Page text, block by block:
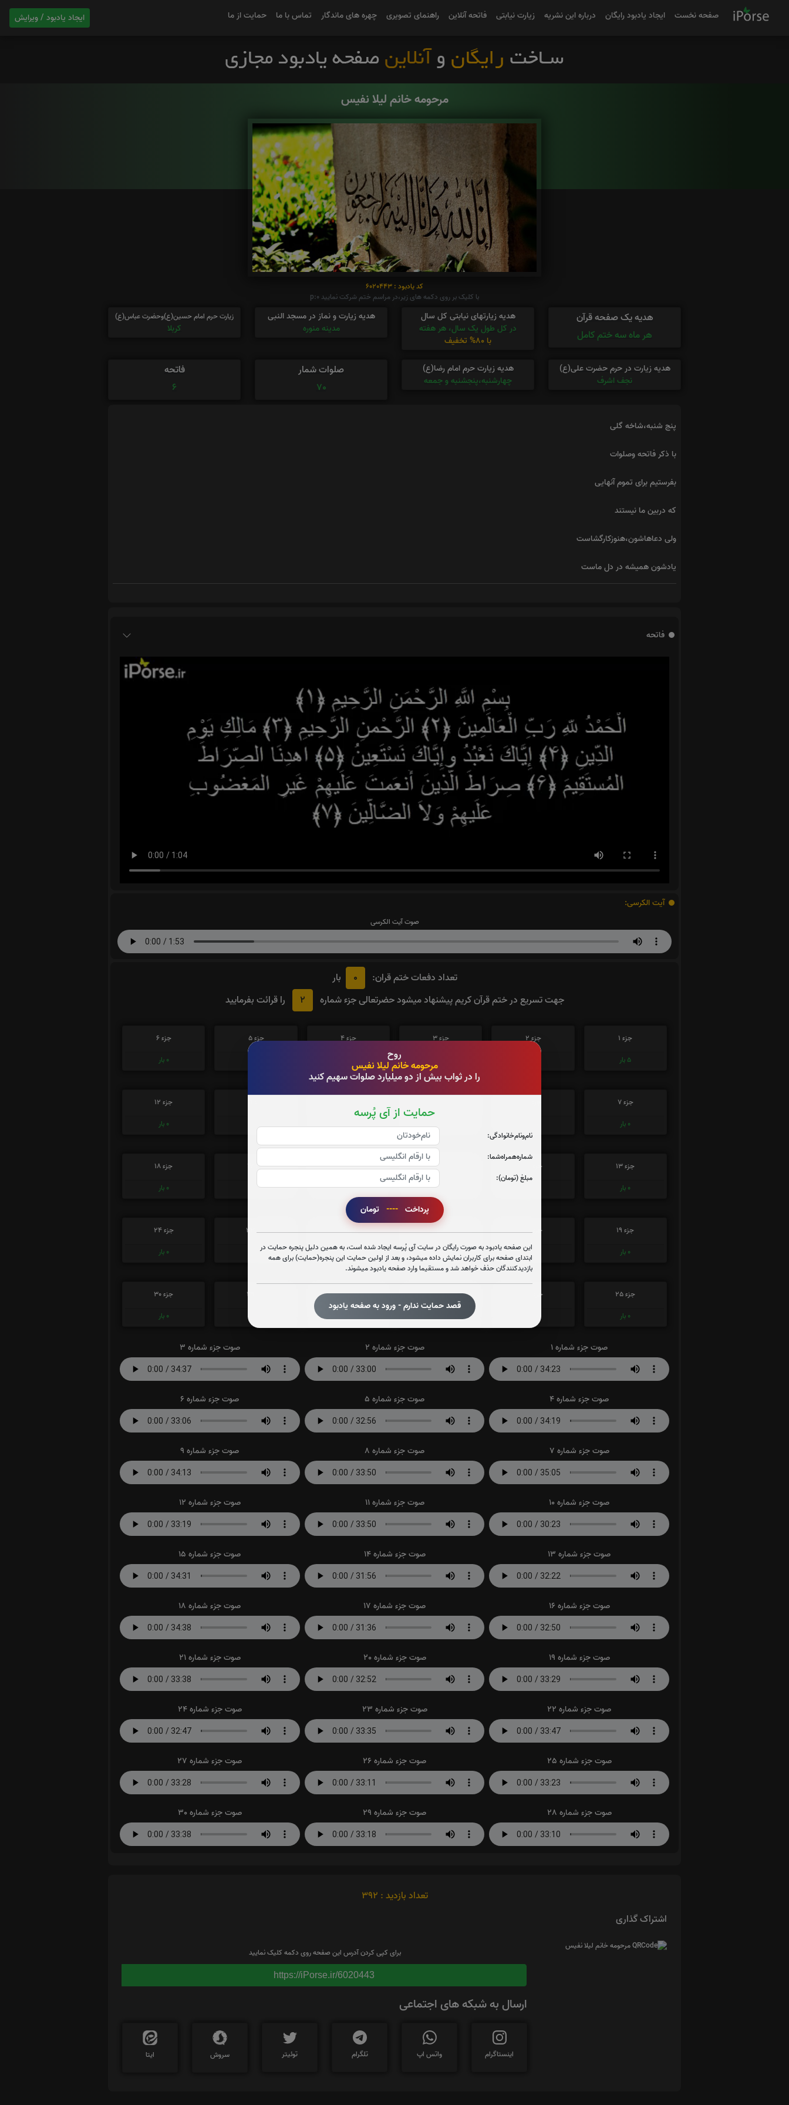
ایجاد یادبود / ویرایش صفحه نخست ایجاد یادبود رایگان درباره این نشریه زیارت نیابتی فاتحه آنلاین راهنمای تصویری چهره های ماندگار تماس با ما حمایت از ما
روح
مرحومه خانم لیلا نفیس
را در ثواب بیش از دو میلیارد صلوات سهیم کنید
حمایت از آی پُرسه
نام‌و‌نام‌خانوادگی:
شماره‌همراه‌شما:
مبلغ (تومان):
پرداخت ---- تومان
این صفحه یادبود به صورت رایگان در سایت آی پُرسه ایجاد شده است، به همین دلیل پنجره حمایت در
ابتدای صفحه برای کاربران نمایش داده میشود، و بعد از اولین حمایت این پنجره(حمایت) برای همه
بازدیدکنندگان حذف خواهد شد و مستقیما وارد صفحه یادبود میشوند.
قصد حمایت ندارم - ورود به صفحه یادبود
مرحومه خانم لیلا نفیس
کد یادبود : 6020443
با کلیک بر روی دکمه های زیر،در مراسم ختم شرکت نمایید p:0
هدیه یک صفحه قرآن
هر ماه سه ختم کامل
هدیه زیارتهای نیابتی کل سال
در کل طول یک سال، هر هفته
با 80% تخفیف
هدیه زیارت و نماز در مسجد النبی
مدینه منوره
زیارت حرم امام حسین(ع)وحضرت عباس(ع)
کربلا
هدیه زیارت در حرم حضرت علی(ع)
نجف اشرف
هدیه زیارت حرم امام رضا(ع)
چهارشنبه،پنجشنبه و جمعه
صلوات شمار
70
فاتحه
6
پنج شنبه،شاخه گلی
با ذکر فاتحه وصلوات
بفرستیم برای تموم آنهایی
که دربین ما نیستند
ولی دعاهاشون،هنوزکارگشاست
یادشون همیشه در دل ماست
فاتحه
آیت الکرسی:
صوت آیت الکرسی
تعداد دفعات ختم قران: 0
بار
جهت تسریع در ختم قرآن کریم پیشنهاد میشود حضرتعالی جزء شماره
2 را قرائت بفرمایید
جزء 1
5 بار
جزء 2
جزء 3
جزء 4
جزء 5
جزء 6
0 بار
جزء 7
0 بار
جزء 12
0 بار
جزء 13
0 بار
جزء 14
جزء 15
بار
جزء 16
0بار
جزء 17
0
جزء 18
0 بار
جزء 19
0 بار
جزء 20
بار
جزء 21
0 بار
جزء 22
0بار
جزء 23
0
جزء 24
0 بار
جزء 25
0 بار
جزء 26
جزء 27
جزء 28
جزء 30
0 بار
صوت جزء شماره 1 صوت جزء شماره 2 صوت جزء شماره 3
صوت جزء شماره 4 صوت جزء شماره 5 صوت جزء شماره 6
صوت جزء شماره 7 صوت جزء شماره 8 صوت جزء شماره 9
صوت جزء شماره 10 صوت جزء شماره 11 صوت جزء شماره 12
صوت جزء شماره 13 صوت جزء شماره 14 صوت جزء شماره 15
صوت جزء شماره 16 صوت جزء شماره 17 صوت جزء شماره 18
صوت جزء شماره 19 صوت جزء شماره 20 صوت جزء شماره 21
صوت جزء شماره 22 صوت جزء شماره 23 صوت جزء شماره 24
صوت جزء شماره 25 صوت جزء شماره 26 صوت جزء شماره 27
صوت جزء شماره 28 صوت جزء شماره 29 صوت جزء شماره 30
تعداد بازدید : 392
اشتراک گذاری
برای کپی کردن آدرس این صفحه روی دکمه کلیک نمایید
https://iPorse.ir/6020443
ارسال به شبکه های اجتماعی
اینستاگرام واتس اپ تلگرام توئیتر سروش ایتا